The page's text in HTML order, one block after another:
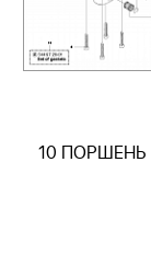
10 ПОРШЕНЬ